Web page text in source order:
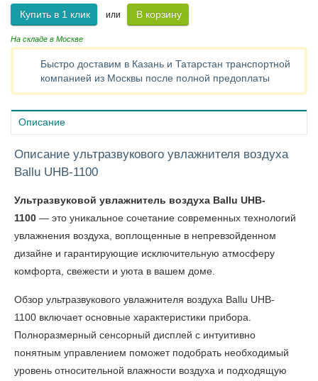
Купить в 1 клик или В корзину
На складе в Москве
Быстро доставим в Казань и Татарстан транспортной
компанией из Москвы после полной предоплаты
Описание
Описание ультразвукового увлажнителя воздуха
Ballu UHB-1100
Ультразвуковой увлажнитель воздуха Ballu UHB-
1100 — это уникальное сочетание современных технологий
увлажнения воздуха, воплощенные в непревзойденном
дизайне и гарантирующие исключительную атмосферу
комфорта, свежести и уюта в вашем доме.
Обзор ультразвукового увлажнителя воздуха Ballu UHB-
1100 включает основные характеристики прибора.
Полноразмерный сенсорный дисплей с интуитивно
понятным управлением поможет подобрать необходимый
уровень относительной влажности воздуха и подходящую